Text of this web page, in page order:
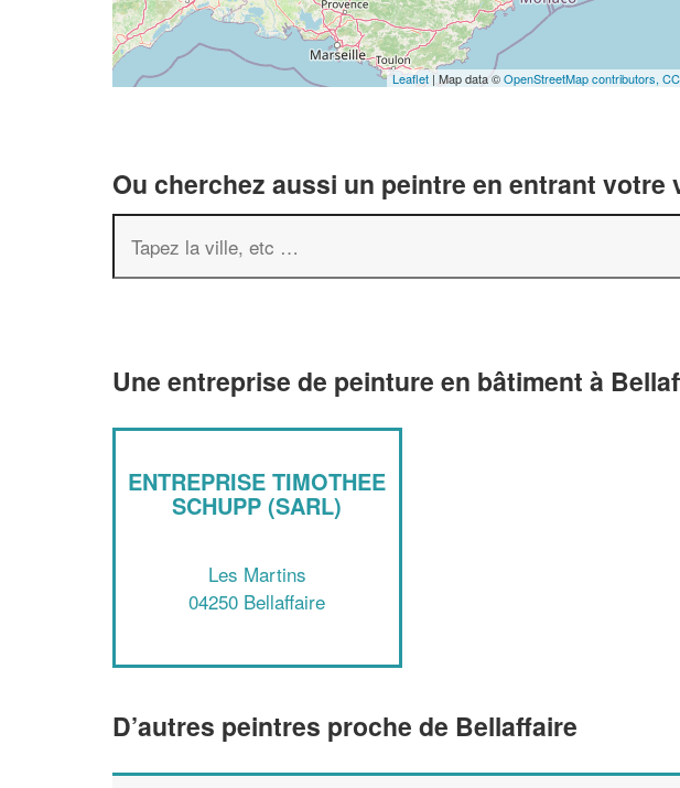
Leaflet | Map data ©OpenStreetMap contributors,
Ou cherchez aussi un peintre en entrant
Une entreprise de peinture en bâtiment à
ENTREPRISE TIMOTHEE
SCHUPP (SARL)
Les Martins
04250 Bellaffaire
D’autres peintres proche de Bellaffaire